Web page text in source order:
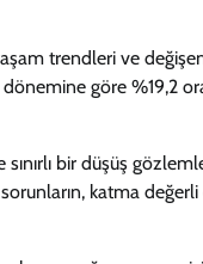
trendleri ve
göre %19,2
bir düşüş
katma